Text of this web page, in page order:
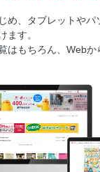
タウン かごっまの
寄ろう！注目のSA・
ップ
め、タブレットやパ
ます。
はもちろん、Webか